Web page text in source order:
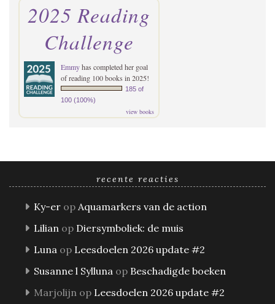
2025 Reading
Challenge
Emmyhas completed her goal
of reading 100 books in 2025!
185 of
100 (100%)
view books
recente reacties
Ky-er op Aquamarkers van de action
Lilian op Diersymboliek: de muis
Luna op Leesdoelen 2026 update #2
Susanne l Sylluna op Beschadigde boeken
Marjolijn op Leesdoelen 2026 update #2